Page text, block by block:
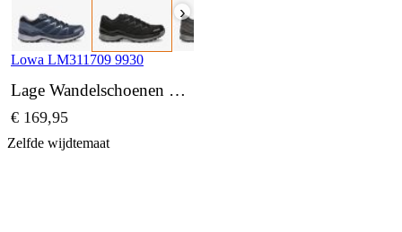
›
Lowa LM311709 9930
Lage Wandelschoenen wijdte Normaal
€ 169,95
Zelfde wijdtemaat